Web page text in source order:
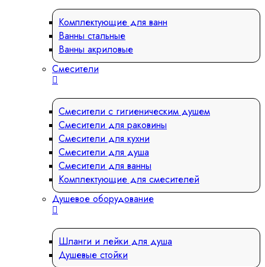
Комплектующие для ванн
Ванны стальные
Ванны акриловые
Смесители
Смесители с гигиеническим душем
Смесители для раковины
Смесители для кухни
Смесители для душа
Смесители для ванны
Комплектующие для смесителей
Душевое оборудование
Шланги и лейки для душа
Душевые стойки